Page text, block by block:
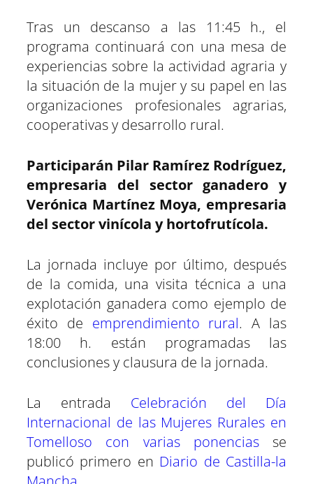
Tras un descanso a las 11:45 h., el
programa continuará con una mesa de
experiencias sobre la actividad agraria y
la situación de la mujer y su papel en las
organizaciones profesionales agrarias,
cooperativas y desarrollo rural.
Participarán Pilar Ramírez Rodríguez,
empresaria del sector ganadero y
Verónica Martínez Moya, empresaria
del sector vinícola y hortofrutícola.
La jornada incluye por último, después
de la comida, una visita técnica a una
explotación ganadera como ejemplo de
éxito de emprendimiento rural. A las
18:00 h. están programadas las
conclusiones y clausura de la jornada.
La entrada Celebración del Día
Internacional de las Mujeres Rurales en
Tomelloso con varias ponenciasse
publicó primero en Diario de Castilla-la